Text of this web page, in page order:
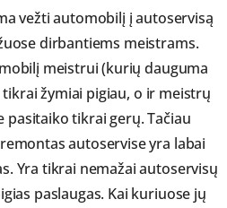
vežti automobilį į autoservisą
dirbantiems meistrams.
meistrui (kurių dauguma
žymiai pigiau, o ir meistrų
tikrai gerų. Tačiau
autoservise yra labai
Yra tikrai nemažai autoservisų
paslaugas. Kai kuriuose jų